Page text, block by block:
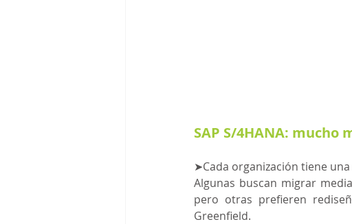
SAP S/4HANA: mucho
➤Cada organización tiene
Algunas buscan migrar
pero otras prefieren
Greenfield.